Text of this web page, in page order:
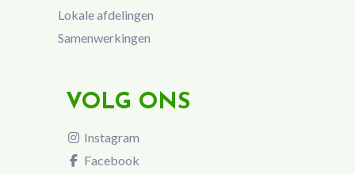
Lokale afdelingen
Samenwerkingen
VOLG ONS
Instagram
Facebook